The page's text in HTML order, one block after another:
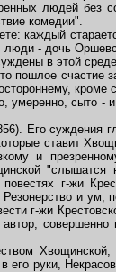
людей без
комедии".
каждый
люди - дочь
в этой среде
пошлое счастие
кроме
умеренно, сыто -
Его суждения
ставит
и
г-жи
и ум,
г-жи
совершенно
Хвощинской,
руки,